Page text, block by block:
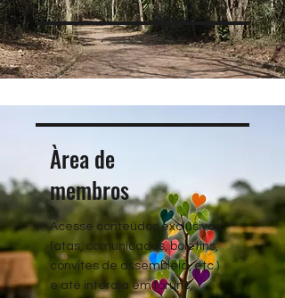
Àrea de
membros
Acesse conteúdos exclusivos
(atas, comunicados, boletins,
convites de assembleia, etc.)
e até interaja em fóruns,